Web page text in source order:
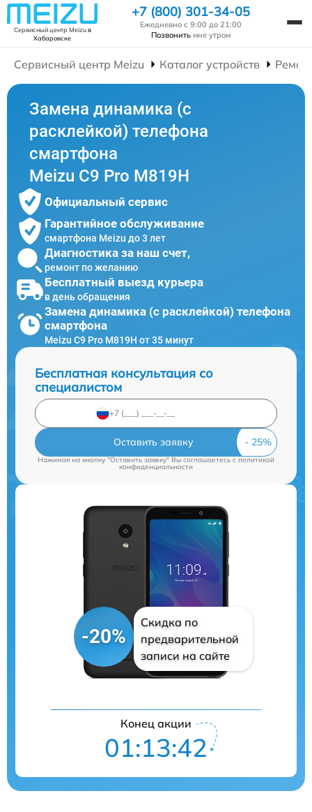
Сервисный центр Meizuв
Хабаровске
+7 (800) 301-34-05
Ежедневно с 9:00 до 21:00
Позвонить мне утром
Сервисный центр Meizu Каталог устройств
Замена динамика (с
расклейкой) телефона
смартфона
Meizu C9 Pro M819H
Официальный сервис
Гарантийное обслуживание
смартфона Meizu до 3 лет
Диагностика за наш счет,
ремонт по желанию
Бесплатный выезд курьера
в день обращения
Замена динамика (с расклейкой) телефона
смартфона
Meizu C9 Pro M819H от 35 минут
Бесплатная консультация со
специалистом
Оставить заявку
Нажимая на кнопку "Оставить заявку" Вы соглашаетесь cполитикой
конфиденциальности
-20%
Скидка по
предварительной
записи на сайте
Конец акции
01:13:41